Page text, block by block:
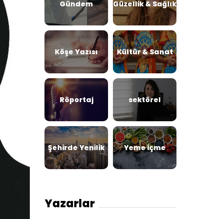
Gündem Güzellik & Sağlık
Köşe Yazısı Kültür & Sanat
Röportaj sektörel
Şehirde Yenilik Yeme İçme
Yazarlar